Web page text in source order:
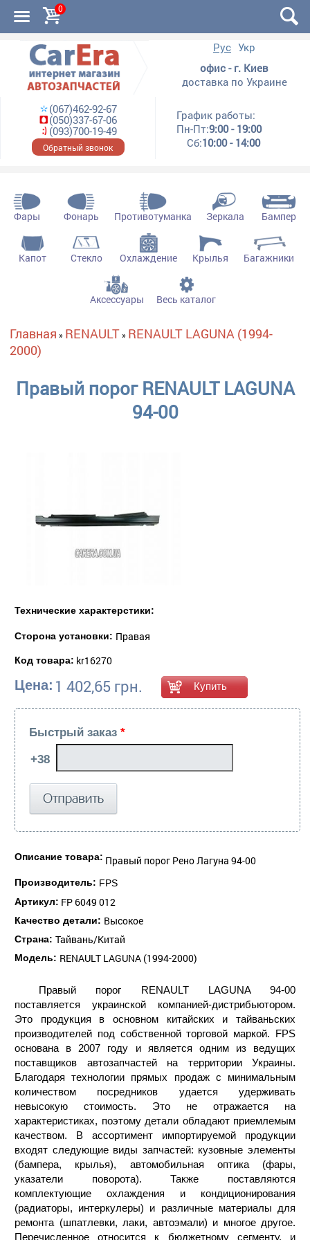
0
Рус Укр
офис - г. Киев
доставка по Украине
(067)462-92-67
(050)337-67-06
(093)700-19-49
Обратный звонок
График работы:
Пн-Пт:9:00 - 19:00
Сб:10:00 - 14:00
Фары Фонарь Противотуманка Зеркала Бампер
Капот Стекло Охлаждение Крылья Багажники
Аксессуары Весь каталог
Вы здесь
Главная » RENAULT» RENAULT LAGUNA (1994-
2000)
Правый порог RENAULT LAGUNA
94-00
Технические характерстики:
Сторона установки: Правая
Код товара: kr16270
Цена: 1 402,65 грн.
Быстрый заказ *
Описание товара: Правый порог Рено Лагуна 94-00
Производитель: FPS
Артикул: FP 6049 012
Качество детали: Высокое
Страна: Тайвань/Китай
Модель: RENAULT LAGUNA (1994-2000)
Правый порог RENAULT LAGUNA 94-00
поставляется украинской компанией-дистрибьютором.
Это продукция в основном китайских и тайваньских
производителей под собственной торговой маркой. FPS
основана в 2007 году и является одним из ведущих
поставщиков автозапчастей на территории Украины.
Благодаря технологии прямых продаж с минимальным
количеством посредников удается удерживать
невысокую стоимость. Это не отражается на
характеристиках, поэтому детали обладают приемлемым
качеством. В ассортимент импортируемой продукции
входят следующие виды запчастей: кузовные элементы
(бампера, крылья), автомобильная оптика (фары,
указатели поворота). Также поставляются
комплектующие охлаждения и кондиционирования
(радиаторы, интеркулеры) и различные материалы для
ремонта (шпатлевки, лаки, автоэмали) и многое другое.
Перечисленное относится к бюджетному сегменту, и